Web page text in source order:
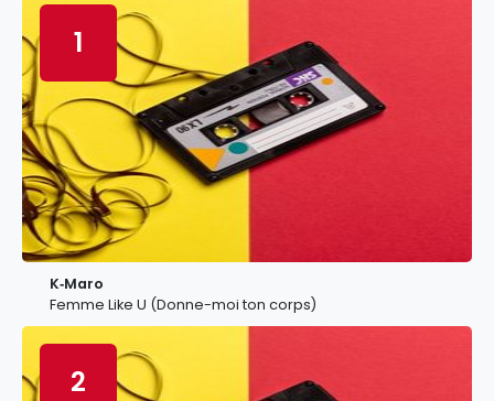
1
K‐Maro
Femme Like U (Donne-moi ton corps)
2